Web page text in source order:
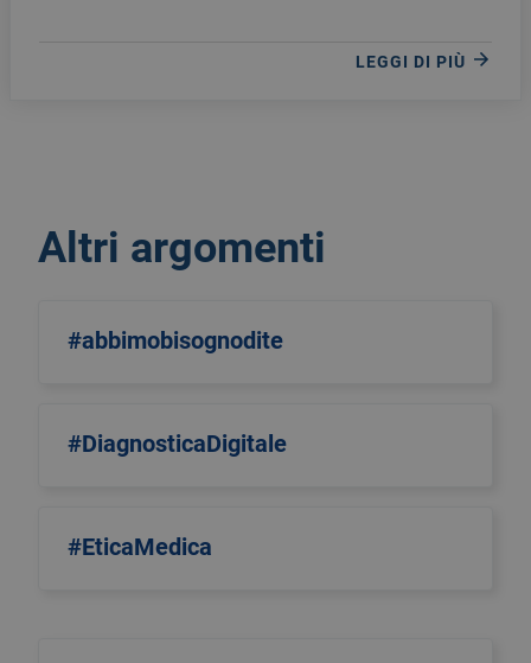
LEGGI DI PIÙ
Altri argomenti
#abbimobisognodite
#DiagnosticaDigitale
#EticaMedica